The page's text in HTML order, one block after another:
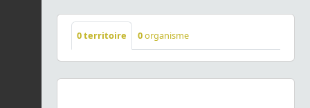
0territoire 0organisme